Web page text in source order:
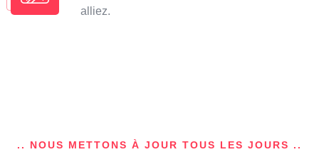
alliez.
.. NOUS METTONS À JOUR TOUS LES JOURS ..